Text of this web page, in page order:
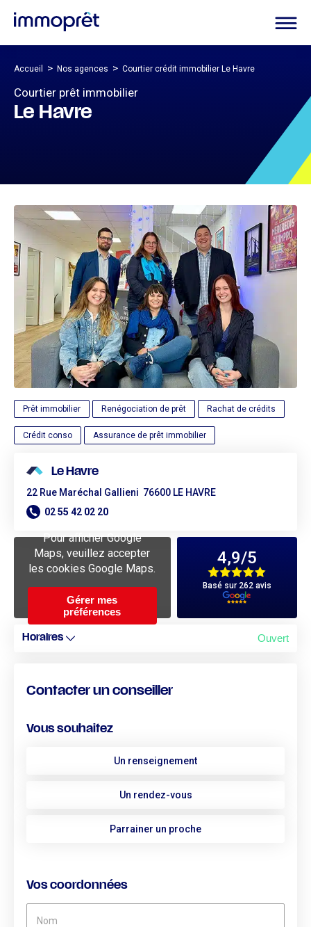
Accueil > Nos agences > Courtier crédit immobilier Le Havre
Courtier prêt immobilier
Le Havre
Prêt immobilier Renégociation de prêt Rachat de crédits
Crédit conso Assurance de prêt immobilier
Le Havre
22 Rue Maréchal Gallieni 76600 LE HAVRE
02 55 42 02 20
Pour afficher Google
Maps, veuillez accepter
les cookies Google Maps.
Gérer mes
préférences
4,9/5
Basé sur 262 avis
Horaires Ouvert
Contacter un conseiller
Vous souhaitez
Un renseignement
Un rendez-vous
Parrainer un proche
Vos coordonnées
Nom